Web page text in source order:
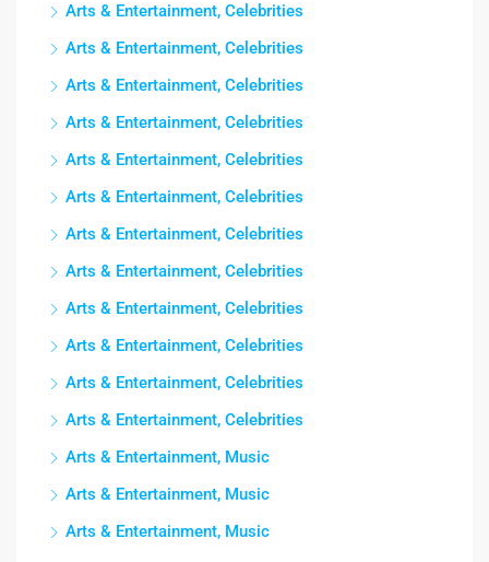
Arts & Entertainment, Celebrities
Arts & Entertainment, Celebrities
Arts & Entertainment, Celebrities
Arts & Entertainment, Celebrities
Arts & Entertainment, Celebrities
Arts & Entertainment, Celebrities
Arts & Entertainment, Celebrities
Arts & Entertainment, Celebrities
Arts & Entertainment, Celebrities
Arts & Entertainment, Celebrities
Arts & Entertainment, Celebrities
Arts & Entertainment, Celebrities
Arts & Entertainment, Music
Arts & Entertainment, Music
Arts & Entertainment, Music